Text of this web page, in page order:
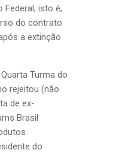
Federal, isto é,
do contrato
a extinção
Turma do
rejeitou (não
de ex-
Brasil
do